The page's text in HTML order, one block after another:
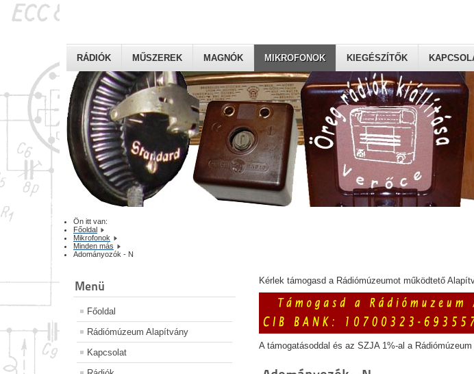
RÁDIÓK MŰSZEREK MAGNÓK MIKROFONOK KIEGÉSZÍTŐK
Ön itt van:
Főoldal
Mikrofonok
Minden más
Adományozók - N
Menü
Főoldal
Rádiómúzeum Alapítvány
Kapcsolat
Kérlek támogasd a Rádiómúzeumot működtető
A támogatásoddal és az SZJA 1%-al a